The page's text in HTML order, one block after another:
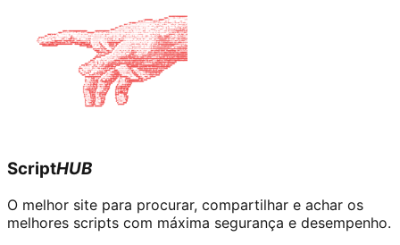
ScriptHUB
O melhor site para procurar, compartilhar e achar os
melhores scripts com máxima segurança e desempenho.